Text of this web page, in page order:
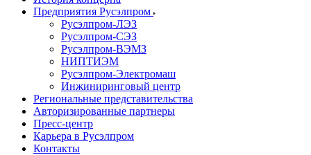
Предприятия Русэлпром
Русэлпром-ЛЭЗ
Русэлпром-СЭЗ
Русэлпром-ВЭМЗ
НИПТИЭМ
Русэлпром-Электромаш
Инжиниринговый центр
Региональные представительства
Авторизированные партнеры
Пресс-центр
Карьера в Русэлпром
Контакты